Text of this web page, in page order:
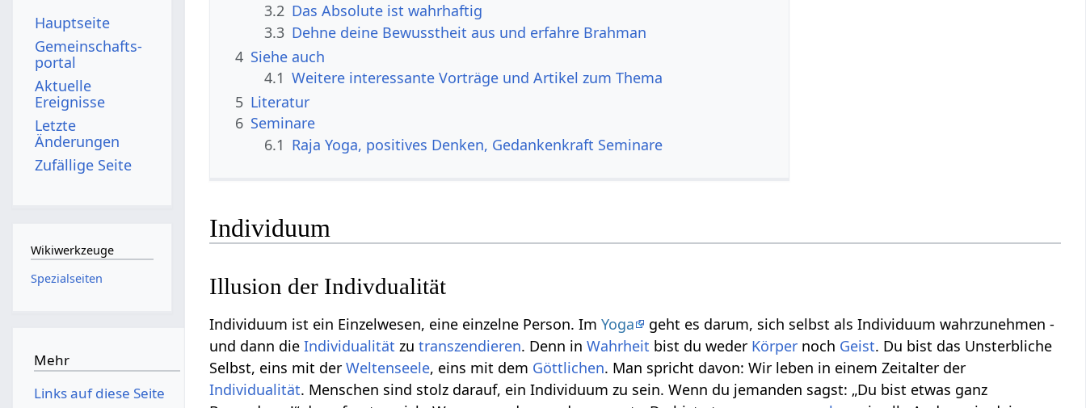
3.2 Das Absolute ist wahrhaftig
3.3 Dehne deine Bewusstheit aus und erfahre Brahman
4 Siehe auch
4.1 Weitere interessante Vorträge und Artikel zum Thema
5 Literatur
6 Seminare
6.1 Raja Yoga, positives Denken, Gedankenkraft Seminare
Individuum
Illusion der Indivdualität
Individuum ist ein Einzelwesen, eine einzelne Person. ImYoga
geht es darum, sich selbst als Individuum wahrzunehmen -
und dann dieIndividualität zutranszendieren. Denn inWahrheit bist du weder Körper noch Geist. Du bist das Unsterbliche
Selbst, eins mit derWeltenseele, eins mit dem Göttlichen. Man spricht davon: Wir leben in einem Zeitalter der
Individualität. Menschen sind stolz darauf, ein Individuum zu sein. Wenn du jemanden sagst: „Du bist etwas ganz
Hauptseite
Gemeinschafts­
portal
Aktuelle
Ereignisse
Letzte
Änderungen
Zufällige Seite
Wikiwerkzeuge
Spezialseiten
Mehr
Links auf diese Seite